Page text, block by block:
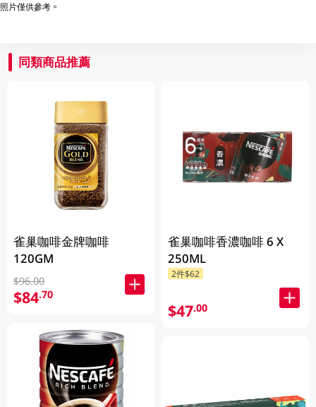
照片僅供參考。
同類商品推薦
雀巢咖啡金牌咖啡
120GM
$96.00
$84.70
雀巢咖啡香濃咖啡 6 X
250ML
2件$62
$47.00